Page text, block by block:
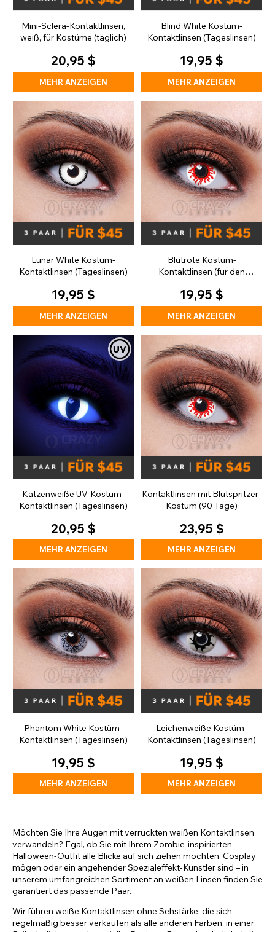
Mini-Sclera-Kontaktlinsen,
weiß, für Kostüme (täglich)
20,95 $
MEHR ANZEIGEN
Blind White Kostüm-
Kontaktlinsen (Tageslinsen)
19,95 $
MEHR ANZEIGEN
Lunar White Kostüm-
Kontaktlinsen (Tageslinsen)
19,95 $
MEHR ANZEIGEN
Blutrote Kostum-
Kontaktlinsen (fur den
19,95 $
MEHR ANZEIGEN
Katzenweiße UV-Kostüm-
Kontaktlinsen (Tageslinsen)
20,95 $
MEHR ANZEIGEN
Kontaktlinsen mit Blutspritzer-
Kostüm (90 Tage)
23,95 $
MEHR ANZEIGEN
Phantom White Kostüm-
Kontaktlinsen (Tageslinsen)
19,95 $
MEHR ANZEIGEN
Leichenweiße Kostüm-
Kontaktlinsen (Tageslinsen)
19,95 $
MEHR ANZEIGEN
Möchten Sie Ihre Augen mit verrückten weißen Kontaktlinsen
verwandeln? Egal, ob Sie mit Ihrem Zombie-inspirierten
Halloween-Outfit alle Blicke auf sich ziehen möchten, Cosplay
mögen oder ein angehender Spezialeffekt-Künstler sind – in
unserem umfangreichen Sortiment an weißen Linsen finden Sie
garantiert das passende Paar.
Wir führen weiße Kontaktlinsen ohne Sehstärke, die sich
regelmäßig besser verkaufen als alle anderen Farben, in einer